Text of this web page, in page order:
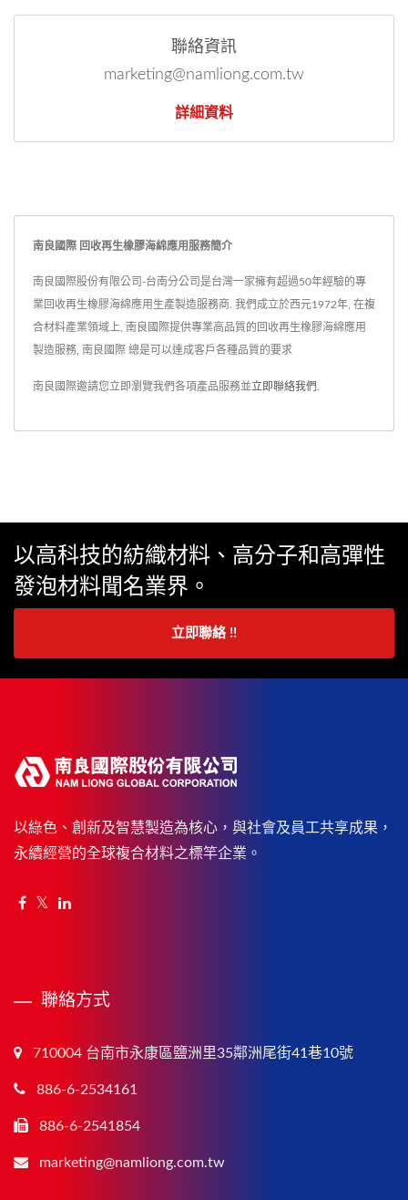
聯絡資訊
marketing@namliong.com.tw
詳細資料
南良國際 回收再生橡膠海綿應用服務簡介
南良國際股份有限公司-台南分公司是台灣一家擁有超過50年經驗的專
業回收再生橡膠海綿應用生產製造服務商. 我們成立於西元1972年, 在複
合材料產業領域上, 南良國際提供專業高品質的回收再生橡膠海綿應用
製造服務, 南良國際 總是可以達成客戶各種品質的要求
南良國際邀請您立即瀏覽我們各項產品服務並立即聯絡我們
以高科技的紡織材料、高分子和高彈性
發泡材料聞名業界。
立即聯絡 !!
以綠色、創新及智慧製造為核心，與社會及員工共享成果，
永續經營的全球複合材料之標竿企業。
聯絡方式
710004 台南市永康區鹽洲里35鄰洲尾街41巷10號
886-6-2534161
886-6-2541854
marketing@namliong.com.tw